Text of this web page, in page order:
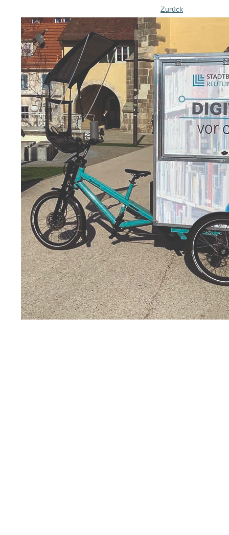
Zurück